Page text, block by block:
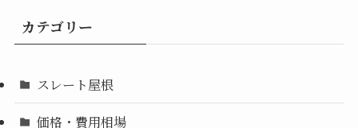
カテゴリー
スレート屋根
価格・費用相場